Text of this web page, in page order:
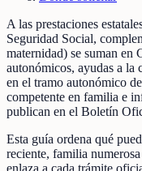
A las prestaciones
Seguridad Social,
maternidad) se suman en
autonómicos, ayudas a la
en el tramo autonómico
competente en familia e
publican en el Boletín
Esta guía ordena qué
reciente, familia
enlaza a cada trámite